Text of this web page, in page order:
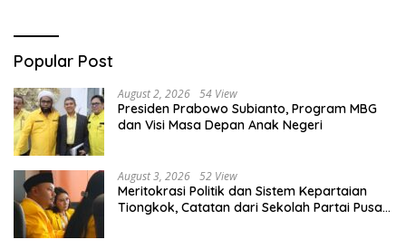
Popular Post
August 2, 2026 54 View
Presiden Prabowo Subianto, Program MBG
dan Visi Masa Depan Anak Negeri
August 3, 2026 52 View
Meritokrasi Politik dan Sistem Kepartaian
Tiongkok, Catatan dari Sekolah Partai Pusat